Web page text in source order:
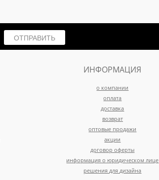
ОТПРАВИТЬ
ИНФОРМАЦИЯ
о компании
оплата
доставка
возврат
оптовые продажи
акции
договор оферты
информация о юридическом лице
решения для дизайна